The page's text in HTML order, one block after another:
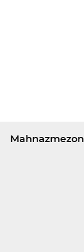
Mahnazmezon